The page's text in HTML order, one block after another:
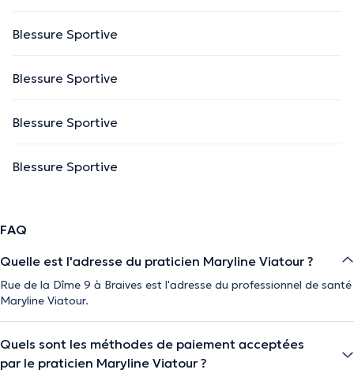
Blessure Sportive
Blessure Sportive
Blessure Sportive
Blessure Sportive
FAQ
Quelle est l'adresse du praticien Maryline Viatour ?
Rue de la Dîme 9 à Braives est l'adresse du professionnel de santé
Maryline Viatour.
Quels sont les méthodes de paiement acceptées
par le praticien Maryline Viatour ?